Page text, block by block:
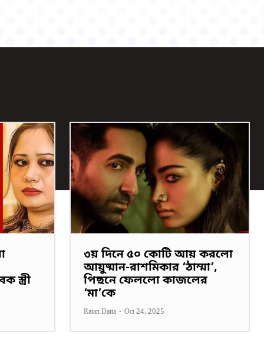
স্ত্রী
৩য় দিনে ৫০ কোটি আয় করলো
আয়ুষ্মান-রাশমিকার ‘ঠাম্মা’,
পিছনে ফেললো কাজলের
‘মা’কে
Ratan Datta - Oct 24, 2025